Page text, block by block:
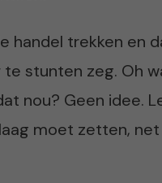
handel trekken en
stunten zeg. Oh
nou? Geen idee.
moet zetten,